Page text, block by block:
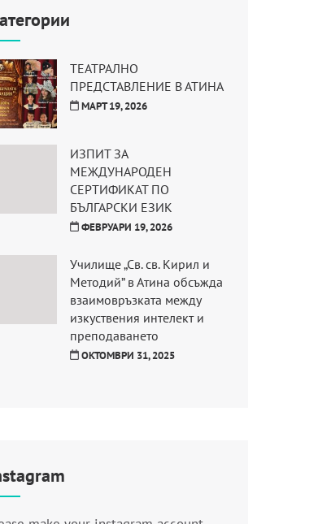
ТЕАТРАЛНО
ПРЕДСТАВЛЕНИЕ В АТИНА
МАРТ 19, 2026
ИЗПИТ ЗА
МЕЖДУНАРОДЕН
СЕРТИФИКАТ ПО
БЪЛГАРСКИ ЕЗИК
ФЕВРУАРИ 19, 2026
Училище „Св. св. Кирил и
Методий” в Атина обсъжда
взаимовръзката между
изкуствения интелект и
преподаването
ОКТОМВРИ 31, 2025